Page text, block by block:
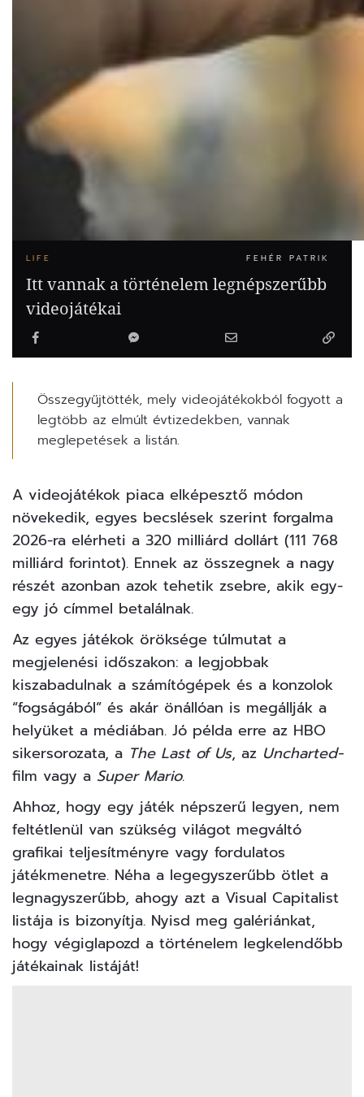
LIFE FEHÉR PATRIK
Itt vannak a történelem legnépszerűbb
videojátékai
Összegyűjtötték, mely videojátékokból fogyott a
legtöbb az elmúlt évtizedekben, vannak
meglepetések a listán.
A videojátékok piaca elképesztő módon
növekedik, egyes becslések szerint forgalma
2026-ra elérheti a 320 milliárd dollárt (111 768
milliárd forintot). Ennek az összegnek a nagy
részét azonban azok tehetik zsebre, akik egy-
egy jó címmel betalálnak.
Az egyes játékok öröksége túlmutat a
megjelenési időszakon: a legjobbak
kiszabadulnak a számítógépek és a konzolok
“fogságából” és akár önállóan is megállják a
helyüket a médiában. Jó példa erre az HBO
sikersorozata, a The Last of Us, az Uncharted-
film vagy a Super Mario.
Ahhoz, hogy egy játék népszerű legyen, nem
feltétlenül van szükség világot megváltó
grafikai teljesítményre vagy fordulatos
játékmenetre. Néha a legegyszerűbb ötlet a
legnagyszerűbb, ahogy azt a Visual Capitalist
listája is bizonyítja. Nyisd meg galériánkat,
hogy végiglapozd a történelem legkelendőbb
játékainak listáját!